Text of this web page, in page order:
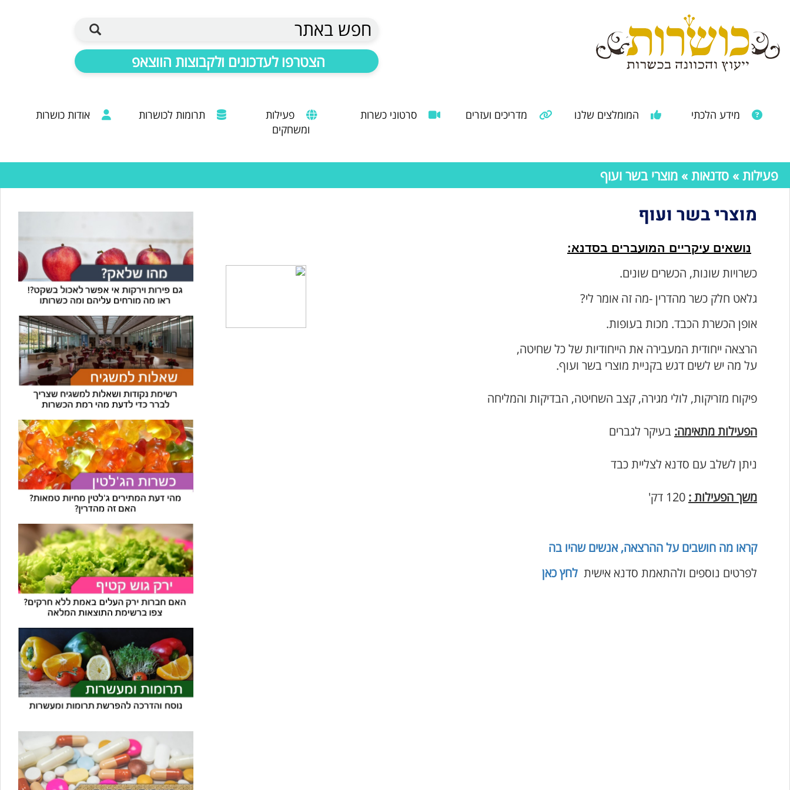
חפש באתר
הצטרפו לעדכונים ולקבוצות הווצאפ
מידע הלכתי המומלצים שלנו מדריכים ועזרים סרטוני כשרות
פעילות
ומשחקים
תרומות לכושרות אודות כושרות
פעילות » סדנאות » מוצרי בשר ועוף
מוצרי בשר ועוף
נושאים עיקריים המועברים בסדנא:
כשרויות שונות, הכשרים שונים.
גלאט חלק כשר מהדרין -מה זה אומר לי?
אופן הכשרת הכבד. מכות בעופות.
הרצאה ייחודית המעבירה את הייחודיות של כל שחיטה,
על מה יש לשים דגש בקניית מוצרי בשר ועוף.
פיקוח מזריקות, לולי מגירה, קצב השחיטה, הבדיקות והמליחה
הפעילות מתאימה: בעיקר לגברים
ניתן לשלב עם סדנא לצליית כבד
משך הפעילות :
קראו מה חושבים על ההרצאה, אנשים שהיו בה
לפרטים נוספים ולהתאמת סדנא אישית לחץ כאן
🪲 בדיקת חרקים
חרקים בפירות, ירקות וקטניות